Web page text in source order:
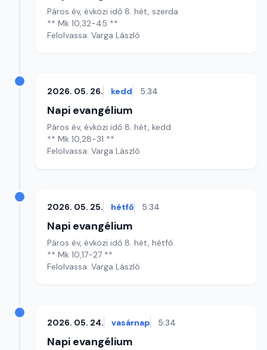
Páros év, évközi idő 8. hét, szerda
** Mk 10,32-45 **
Felolvassa: Varga László
2026. 05. 26. kedd 5:34
Napi evangélium
Páros év, évközi idő 8. hét, kedd
** Mk 10,28-31 **
Felolvassa: Varga László
2026. 05. 25. hétfő 5:34
Napi evangélium
Páros év, évközi idő 8. hét, hétfő
** Mk 10,17-27 **
Felolvassa: Varga László
2026. 05. 24. vasárnap 5:34
Napi evangélium